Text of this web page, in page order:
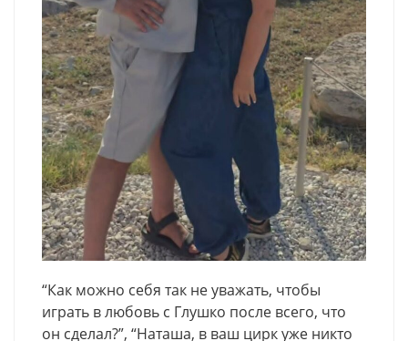
“Как можно себя так не уважать, чтобы
играть в любовь с Глушко после всего, что
он сделал?”, “Наташа, в ваш цирк уже никто